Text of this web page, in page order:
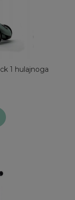
1 hulajnoga